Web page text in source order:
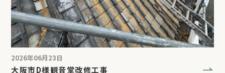
2026年06月23日
大阪市D様観音堂改修工事